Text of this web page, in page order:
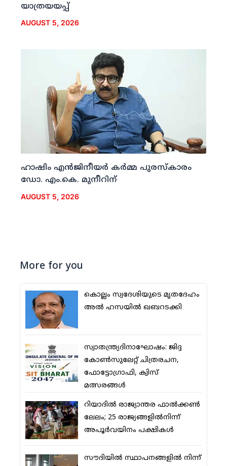
യാത്രയയപ്പ്
AUGUST 5, 2026
ഹാഷിം എന്‍ജിനീയര്‍ കര്‍മ്മ പുരസ്‌കാരം
ഡോ. എം.കെ. മുനീറിന്
AUGUST 5, 2026
More for you
കൊല്ലം സ്വദേശിയുടെ മൃതദേഹം
അല്‍ ഹസയില്‍ ഖബറടക്കി
സ്വാതന്ത്ര്യദിനാഘോഷം: ജിദ്ദ
കോണ്‍സുലേറ്റ് ചിത്രരചന,
ഫോട്ടോഗ്രാഫി, ക്വിസ്
മത്സരങ്ങള്‍
റിയാദില്‍ രാജ്യാന്തര ഫാല്‍ക്കണ്‍
ലേലം; 25 രാജ്യങ്ങളില്‍നിന്ന്
അപൂര്‍വയിനം പക്ഷികള്‍
സൗദിയില്‍ സ്ഥാപനങ്ങളില്‍ നിന്ന്